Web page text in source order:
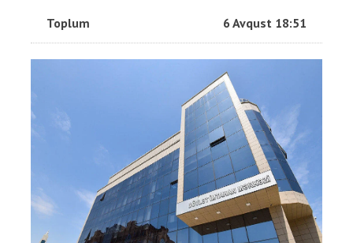
Toplum 6 Avqust 18:51